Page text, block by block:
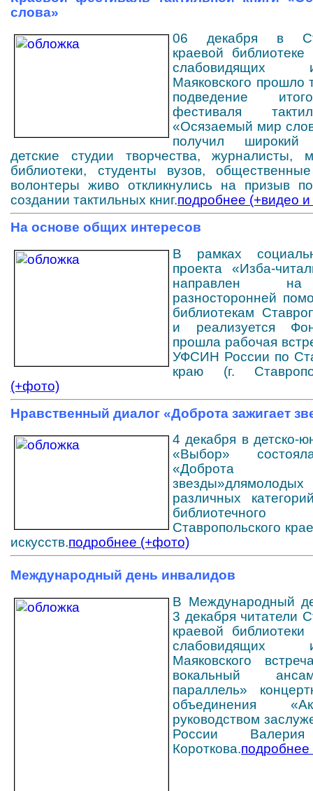
слова»
06 декабря в
краевой
Маяковского прошло
подведение
фестиваля
«Осязаемый мир
получил
детские студии творчества, журналисты,
библиотеки, студенты вузов,
волонтеры живо откликнулись на призыв
создании тактильных книг.подробнее (+видео
На основе общих интересов
В рамках
проекта «Изба-
направлен на
разносторонней
библиотекам
и реализуется
прошла рабочая
УФСИН России по
краю (г.
(+фото)
Нравственный диалог «Доброта зажигает
4 декабря в детско-
«Выбор»
«Доброта
различных
библиотечного
Ставропольского
искусств.подробнее (+фото)
Международный день инвалидов
В Международный
3 декабря читатели
краевой
Маяковского
вокальный
параллель»
объединения
руководством
России
Короткова.